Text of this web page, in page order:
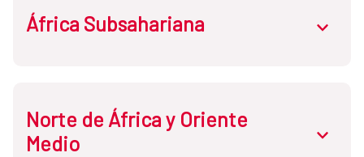
África Subsahariana
Cabo Verde
Norte de África y Oriente
Medio